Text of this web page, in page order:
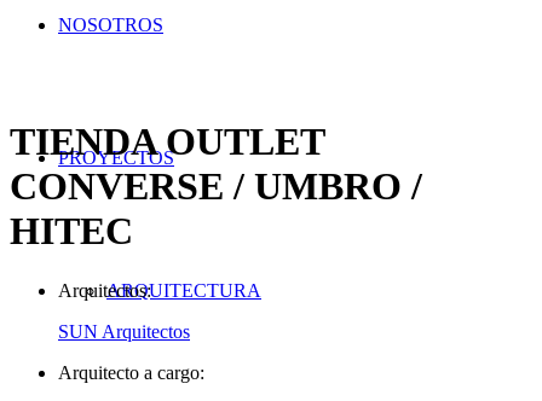
NOSOTROS
PROYECTOS
ARQUITECTURA
TIENDA OUTLET
CONVERSE / UMBRO /
HITEC
Arquitectos:
SUN Arquitectos
Arquitecto a cargo: